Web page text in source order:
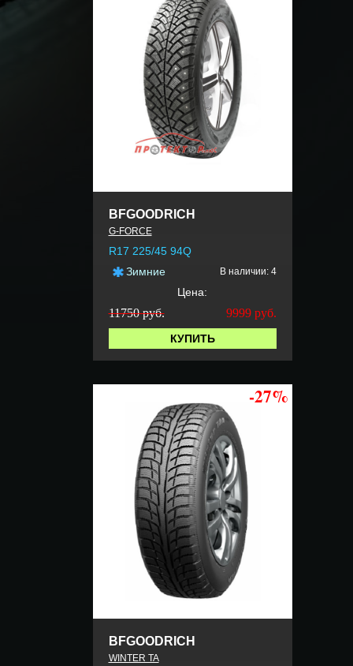
BFGOODRICH
G-FORCE
R17 225/45 94Q
Зимние
В наличии: 4
Цена:
11750 руб. 9999 руб.
КУПИТЬ
-27%
BFGOODRICH
WINTER TA